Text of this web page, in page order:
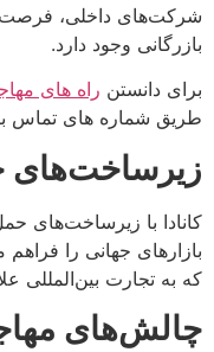
شرکت‌های داخلی،
بازرگانی وجود دارد.
برای دانستن راه های
طریق شماره های تماس با
زیرساخت‌های
کانادا با زیرساخت‌های
بازارهای جهانی را فراهم
که به تجارت بین‌المللی
چالش‌های